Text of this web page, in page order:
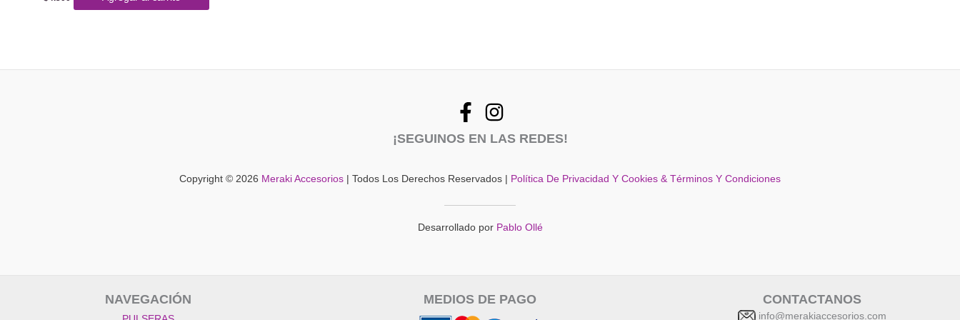
¡SEGUINOS EN LAS REDES!
Copyright © 2026 Meraki Accesorios | Todos Los Derechos Reservados | Política De Privacidad Y Cookies & Términos Y Condiciones
Desarrollado por Pablo Ollé
NAVEGACIÓN MEDIOS DE PAGO CONTACTANOS
info@merakiaccesorios.com